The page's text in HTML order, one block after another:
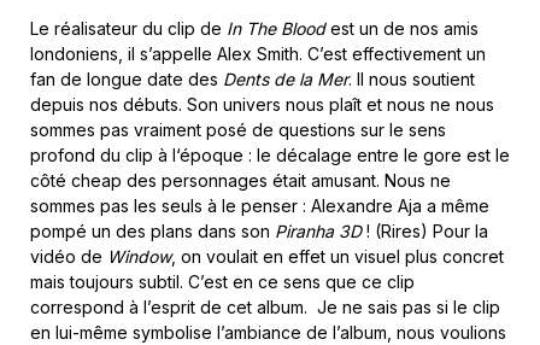
Le réalisateur du clip de In The Bloodest un de nos amis
londoniens, il s’appelle Alex Smith. C’est effectivement un
fan de longue date des Dents de la Mer. Il nous soutient
depuis nos débuts. Son univers nous plaît et nous ne nous
sommes pas vraiment posé de questions sur le sens
profond du clip à l‘époque : le décalage entre le gore est le
côté cheap des personnages était amusant. Nous ne
sommes pas les seuls à le penser : Alexandre Aja a même
pompé un des plans dans son Piranha 3D! (Rires) Pour la
vidéo de Window, on voulait en effet un visuel plus concret
mais toujours subtil. C’est en ce sens que ce clip
correspond à l’esprit de cet album. Je ne sais pas si le clip
en lui-même symbolise l’ambiance de l’album, nous voulions